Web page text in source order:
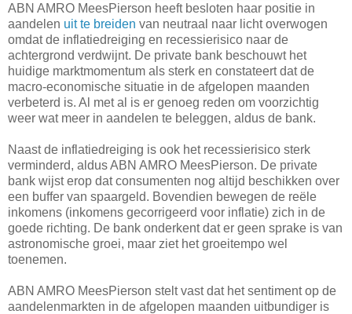
ABN AMRO MeesPierson heeft besloten haar positie in
aandelen uit te breiden van neutraal naar licht overwogen
omdat de inflatiedreiging en recessierisico naar de
achtergrond verdwijnt. De private bank beschouwt het
huidige marktmomentum als sterk en constateert dat de
macro-economische situatie in de afgelopen maanden
verbeterd is. Al met al is er genoeg reden om voorzichtig
weer wat meer in aandelen te beleggen, aldus de bank.
Naast de inflatiedreiging is ook het recessierisico sterk
verminderd, aldus ABN AMRO MeesPierson. De private
bank wijst erop dat consumenten nog altijd beschikken over
een buffer van spaargeld. Bovendien bewegen de reële
inkomens (inkomens gecorrigeerd voor inflatie) zich in de
goede richting. De bank onderkent dat er geen sprake is van
astronomische groei, maar ziet het groeitempo wel
toenemen.
ABN AMRO MeesPierson stelt vast dat het sentiment op de
aandelenmarkten in de afgelopen maanden uitbundiger is